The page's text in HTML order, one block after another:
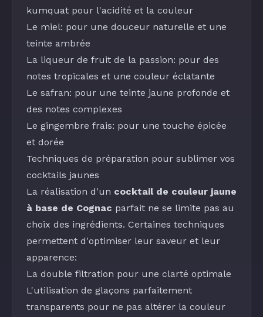
kumquat pour l'acidité et la couleur
Le miel: pour une douceur naturelle et une
teinte ambrée
La liqueur de fruit de la passion: pour des
notes tropicales et une couleur éclatante
Le safran: pour une teinte jaune profonde et
des notes complexes
Le gingembre frais: pour une touche épicée
et dorée
Techniques de préparation pour sublimer vos
cocktails jaunes
La réalisation d'un cocktail de couleur jaune
à base de Cognac parfait ne se limite pas au
choix des ingrédients. Certaines techniques
permettent d'optimiser leur saveur et leur
apparence:
La double filtration pour une clarté optimale
L'utilisation de glaçons parfaitement
transparents pour ne pas altérer la couleur